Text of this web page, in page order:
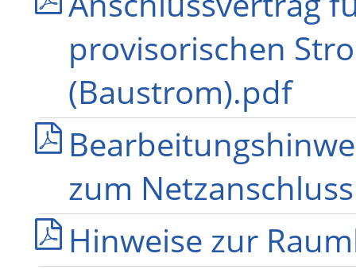
provisorischen
(Baustrom).pdf
zum
Hinweise zur